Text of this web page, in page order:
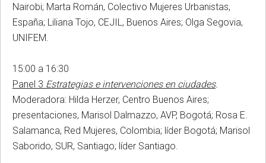
Nairobi; Marta Román, Colectivo Mujeres Urbanistas,
España; Liliana Tojo, CEJIL, Buenos Aires; Olga Segovia,
UNIFEM.
15:00 a 16:30
Panel 3 Estrategias e intervenciones en ciudades.
Moderadora: Hilda Herzer, Centro Buenos Aires;
presentaciones, Marisol Dalmazzo, AVP, Bogotá; Rosa E.
Salamanca, Red Mujeres, Colombia; líder Bogotá; Marisol
Saborido, SUR, Santiago; líder Santiago.